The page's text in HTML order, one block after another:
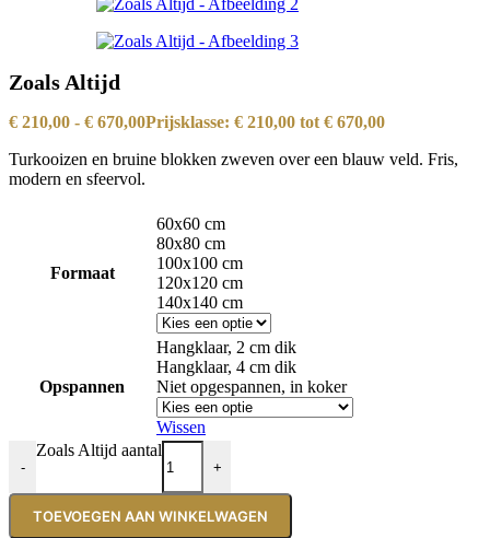
Zoals Altijd
€ 210,00 - € 670,00Prijsklasse: € 210,00 tot € 670,00
Turkooizen en bruine blokken zweven over een blauw veld. Fris,
modern en sfeervol.
Formaat
60x60 cm
80x80 cm
100x100 cm
120x120 cm
140x140 cm
Opspannen
Hangklaar, 2 cm dik
Hangklaar, 4 cm dik
Niet opgespannen, in koker
Wissen
-
Zoals Altijd aantal
+
TOEVOEGEN AAN WINKELWAGEN